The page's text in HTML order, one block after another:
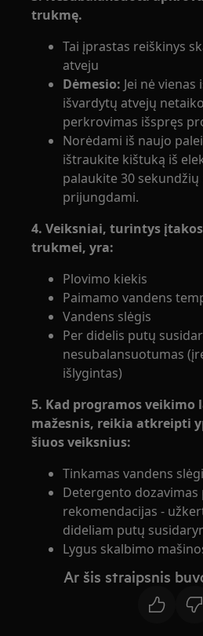
trukmę.
Tai įprastas reiškinys
atveju
Dėmesio: Jei nė vienas
išvardytų atvejų
perkrovimas išspręs
Norėdami iš naujo
ištraukite kištuką iš
palaukite 30 sekundžių
prijungdami.
4. Veiksniai, turintys
trukmei, yra:
Plovimo kiekis
Paimamo vandens
Vandens slėgis
Per didelis putų
nesubalansuotumas
išlygintas)
5. Kad programos veikimo
mažesnis, reikia atkreipti
šiuos veiksnius:
Tinkamas vandens
Detergento
rekomendacijas -
dideliam putų
Lygus skalbimo
Ar šis straipsnis